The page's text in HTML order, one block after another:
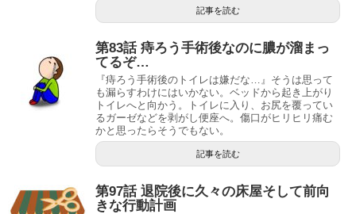
記事を読む
第83話 痔ろう手術後なのに膿が溜まっ
てるぞ…
『痔ろう手術後のトイレは嫌だな…』そうは思って
も漏らすわけにはいかない。ベッドから起き上がり
トイレへと向かう。トイレに入り、お尻を覆ってい
るガーゼなどを剥がし便座へ。傷口がヒリヒリ痛む
かと思ったらそうでもない。
記事を読む
第97話 退院後に久々の床屋そして前向
きな行動計画